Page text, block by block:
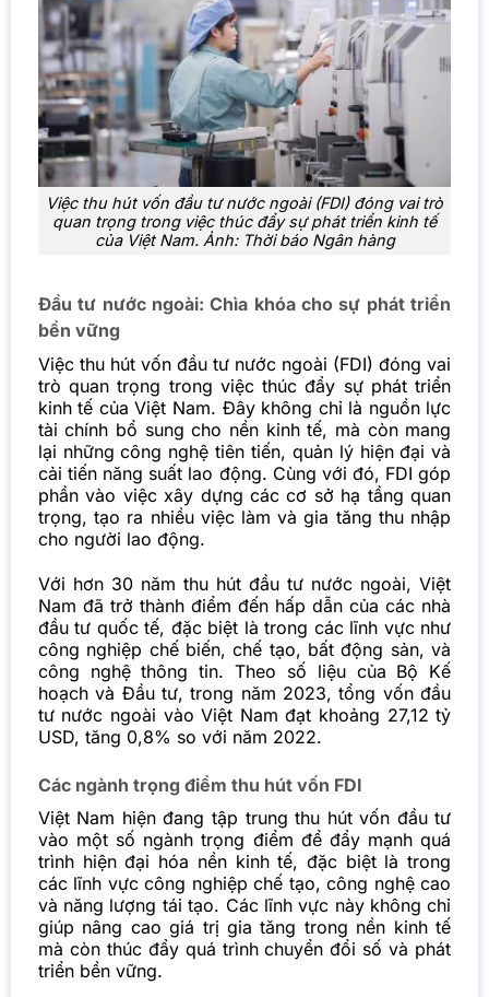
Việc thu hút vốn đầu tư nước ngoài (FDI) đóng vai trò
quan trọng trong việc thúc đẩy sự phát triển kinh tế
của Việt Nam. Ảnh: Thời báo Ngân hàng
Đầu tư nước ngoài: Chìa khóa cho sự phát triển
bền vững
Việc thu hút vốn đầu tư nước ngoài (FDI) đóng vai
trò quan trọng trong việc thúc đẩy sự phát triển
kinh tế của Việt Nam. Đây không chỉ là nguồn lực
tài chính bổ sung cho nền kinh tế, mà còn mang
lại những công nghệ tiên tiến, quản lý hiện đại và
cải tiến năng suất lao động. Cùng với đó, FDI góp
phần vào việc xây dựng các cơ sở hạ tầng quan
trọng, tạo ra nhiều việc làm và gia tăng thu nhập
cho người lao động.
Với hơn 30 năm thu hút đầu tư nước ngoài, Việt
Nam đã trở thành điểm đến hấp dẫn của các nhà
đầu tư quốc tế, đặc biệt là trong các lĩnh vực như
công nghiệp chế biến, chế tạo, bất động sản, và
công nghệ thông tin. Theo số liệu của Bộ Kế
hoạch và Đầu tư, trong năm 2023, tổng vốn đầu
tư nước ngoài vào Việt Nam đạt khoảng 27,12 tỷ
USD, tăng 0,8% so với năm 2022.
Các ngành trọng điểm thu hút vốn FDI
Việt Nam hiện đang tập trung thu hút vốn đầu tư
vào một số ngành trọng điểm để đẩy mạnh quá
trình hiện đại hóa nền kinh tế, đặc biệt là trong
các lĩnh vực công nghiệp chế tạo, công nghệ cao
và năng lượng tái tạo. Các lĩnh vực này không chỉ
giúp nâng cao giá trị gia tăng trong nền kinh tế
mà còn thúc đẩy quá trình chuyển đổi số và phát
triển bền vững.